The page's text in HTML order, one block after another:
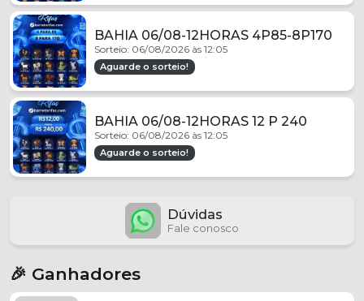
BAHIA 06/08-12HORAS 4P85-8P170
Sorteio: 06/08/2026 às 12:05
Aguarde o sorteio!
BAHIA 06/08-12HORAS 12 P 240
Sorteio: 06/08/2026 às 12:05
Aguarde o sorteio!
Dúvidas
Fale conosco
🎉 Ganhadores